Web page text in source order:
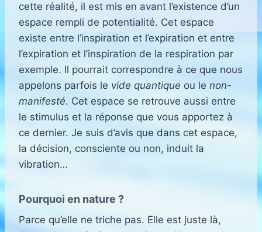
cette réalité, il est mis en avant l’existence d’un
espace rempli de potentialité. Cet espace
existe entre l’inspiration et l’expiration et entre
l’expiration et l’inspiration de la respiration par
exemple. Il pourrait correspondre à ce que nous
appelons parfois le vide quantique ou le non-
manifesté. Cet espace se retrouve aussi entre
le stimulus et la réponse que vous apportez à
ce dernier. Je suis d’avis que dans cet espace,
la décision, consciente ou non, induit la
vibration…
Pourquoi en nature ?
Parce qu’elle ne triche pas. Elle est juste là,